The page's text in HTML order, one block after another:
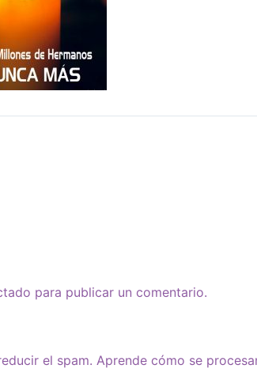
para publicar un comentario.
el spam. Aprende cómo se